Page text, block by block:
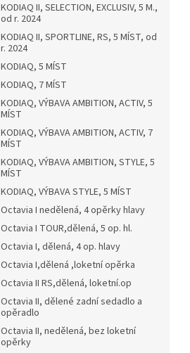
KODIAQ II, SELECTION, EXCLUSIV, 5 M.,
od r. 2024
KODIAQ II, SPORTLINE, RS, 5 MÍST, od
r. 2024
KODIAQ, 5 MÍST
KODIAQ, 7 MÍST
KODIAQ, VÝBAVA AMBITION, ACTIV, 5
MÍST
KODIAQ, VÝBAVA AMBITION, ACTIV, 7
MÍST
KODIAQ, VÝBAVA AMBITION, STYLE, 5
MÍST
KODIAQ, VÝBAVA STYLE, 5 MÍST
Octavia I nedělená, 4 opěrky hlavy
Octavia I TOUR,dělená, 5 op. hl.
Octavia I, dělená, 4 op. hlavy
Octavia I,dělená ,loketní opěrka
Octavia II RS,dělená, loketní.op
Octavia II, dělené zadní sedadlo a
opěradlo
Octavia II, nedělená, bez loketní
opěrky